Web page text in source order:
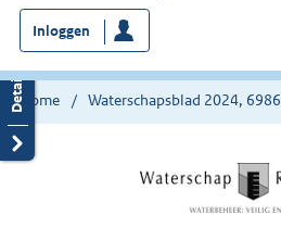
bent
nu
hier:
Inloggen
Home Waterschapsblad 2024, 6986